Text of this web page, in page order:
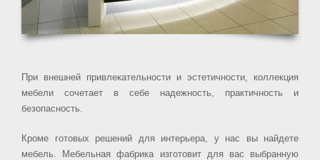
При внешней привлекательности и эстетичности, коллекция
мебели сочетает в себе надежность, практичность и
безопасность.
Кроме готовых решений для интерьера, у нас вы найдете
мебель. Мебельная фабрика изготовит для вас выбранную